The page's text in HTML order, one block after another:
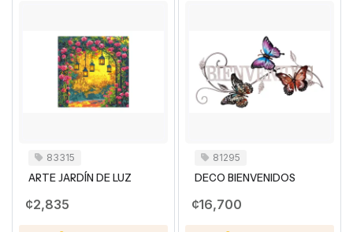
83315
ARTE JARDÍN DE LUZ
¢2,835
81295
DECO BIENVENIDOS
¢16,700